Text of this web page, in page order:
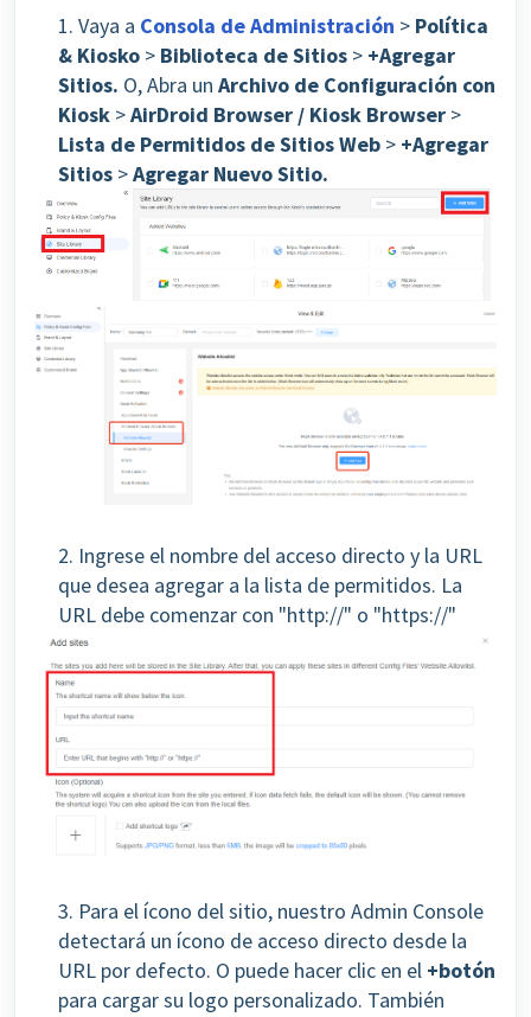
1. Vaya a Consola de Administración > Política
& Kiosko > Biblioteca de Sitios > +Agregar
Sitios. O, Abra un Archivo de Configuración con
Kiosk >AirDroid Browser / Kiosk Browser >
Lista de Permitidos de Sitios Web > +Agregar
Sitios >Agregar Nuevo Sitio.
2. Ingrese el nombre del acceso directo y la URL
que desea agregar a la lista de permitidos. La
URL debe comenzar con "http://" o "https://"
3. Para el ícono del sitio, nuestro Admin Console
detectará un ícono de acceso directo desde la
URL por defecto. O puede hacer clic en el +botón
para cargar su logo personalizado. También